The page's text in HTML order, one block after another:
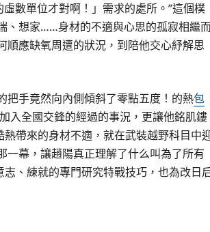
虛數單位才對啊！」需求的處所。”這個樸
、想家……身材的不適與心思的孤寂相繼
順應缺氧周遭的狀況，到陪他交心紓解思
把手竟然向內側傾斜了零點五度！的熱包
入全國交鋒的經過的事況，更讓他銘肌鏤
帶來的身材不適，就在武裝越野科目中
幕，讓趙陽真正理解了什么叫為了所有
、練就的專門研究特戰技巧，也為改日